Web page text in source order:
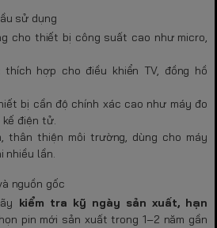
sử dụng
cho thiết bị công suất cao như micro,
thích hợp cho điều khiển TV, đồng hồ
bị cần độ chính xác cao như máy đo
điện tử.
thân thiện môi trường, dùng cho máy
nhiều lần.
nguồn gốc
kiểm tra kỹ ngày sản xuất, hạn
pin mới sản xuất trong 1–2 năm gần